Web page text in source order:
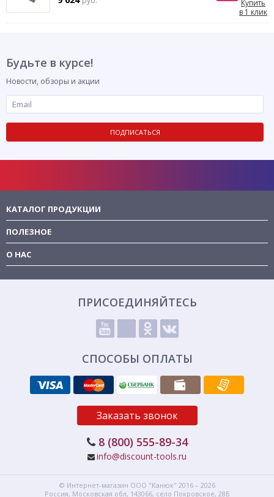
Купить
в 1 клик
Будьте в курсе!
Новости, обзоры и акции
ПОДПИСАТЬСЯ
КАТАЛОГ ПРОДУКЦИИ
ПОЛЕЗНОЕ
О НАС
ПРИСОЕДИНЯЙТЕСЬ
СПОСОБЫ ОПЛАТЫ
Заказать звонок
8 (800) 555-89-34
info@discount-tools.ru
© Интернет-магазин ООО "Канюк" 2016 – 2026
Россия, Московская обл, 143066, село Покровское, 28Б